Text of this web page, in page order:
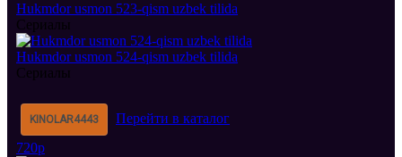
Hukmdor usmon 523-qism uzbek tilida
Сериалы
Hukmdor usmon 524-qism uzbek tilida
Сериалы
KINOLAR4443
Перейти в каталог
720p